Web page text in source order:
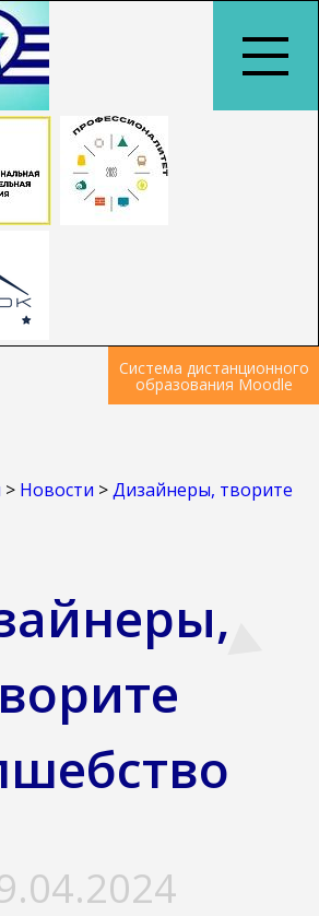
Система дистанционного
образования Moodle
> Новости >Дизайнеры, творите